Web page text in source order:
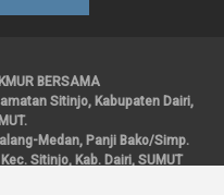
BERSAMA
Sitinjo, Kabupaten Dairi,
Medan, Panji Bako/Simp.
Sitinjo, Kab. Dairi, SUMUT